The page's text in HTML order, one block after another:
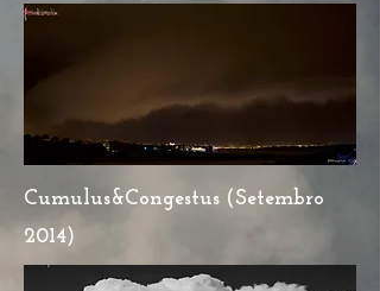
Cumulus&Congestus (Setembro
2014)